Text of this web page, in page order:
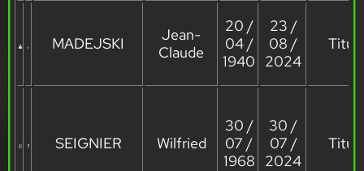
MADEJSKI
Jean-
Claude
20 /
04 /
1940
23 /
08 /
2024
SEIGNIER Wilfried
30 /
07 /
1968
30 /
07 /
2024